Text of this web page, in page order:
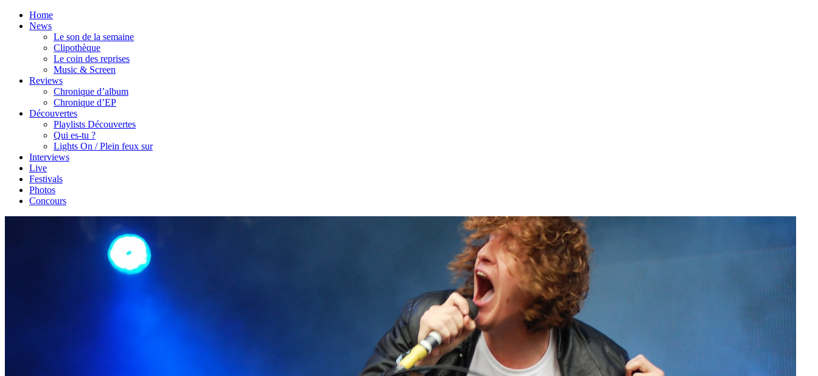
Home
News
Le son de la semaine
Clipothèque
Le coin des reprises
Music & Screen
Reviews
Chronique d’album
Chronique d’EP
Découvertes
Playlists Découvertes
Qui es-tu ?
Lights On / Plein feux sur
Interviews
Live
Festivals
Photos
Concours